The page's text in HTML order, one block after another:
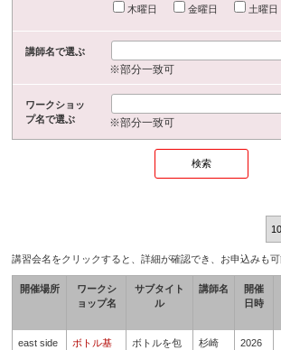
木曜日
金曜日 土曜日
講師名で選ぶ
※部分一致可
ワークショッ
プ名で選ぶ
※部分一致可
講習会名をクリックすると、詳細が確認でき、お申込みも可
開催場所
ワークシ
ョップ名
サブタイト
ル
講師名
開催
日時
east side
ボトル基
ボトルを包
杉崎
2026